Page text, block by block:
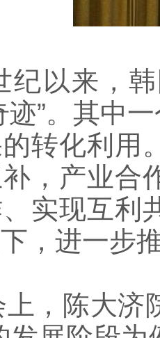
以来，韩
迹”。其中
转化利用
，产业合
实现互利
，进一步
，陈大济